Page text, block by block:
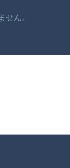
せん。